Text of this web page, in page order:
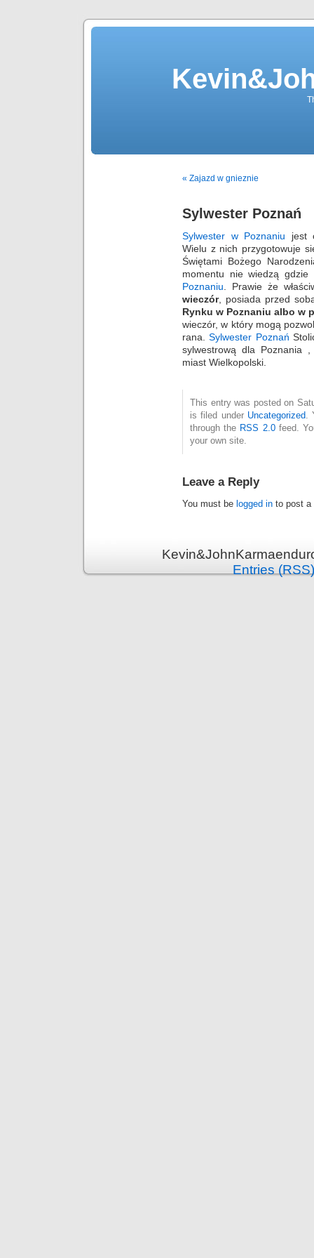
« Zajazd w gnieznie
Sylwester Poznań
Sylwester w Poznaniu jest
Wielu z nich przygotowuje
Świętami Bożego
momentu nie wiedzą
Poznaniu . Prawie że
wieczór, posiada przed
Rynku w Poznaniu albo w
wieczór, w który mogą
rana.Sylwester Poznań
sylwestrową dla Poznania
miast Wielkopolski.
This entry was posted on
is filed under Uncategorized.
through the RSS 2.0feed.
your own site.
Leave a Reply
You must be logged in to post a
Entries (RSS)